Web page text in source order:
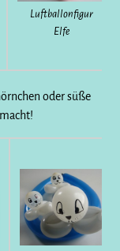
Luftballonfigur
Elfe
oder süße